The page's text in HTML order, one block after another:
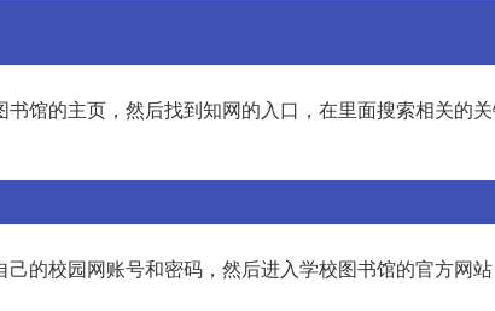
馆的主页，然后找到知网的入口，在里面搜索相关的
的校园网账号和密码，然后进入学校图书馆的官方网